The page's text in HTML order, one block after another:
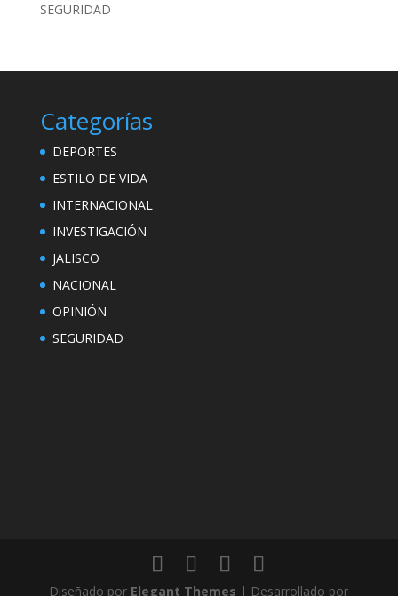
SEGURIDAD
Categorías
DEPORTES
ESTILO DE VIDA
INTERNACIONAL
INVESTIGACIÓN
JALISCO
NACIONAL
OPINIÓN
SEGURIDAD
Diseñado por Elegant Themes | Desarrollado por